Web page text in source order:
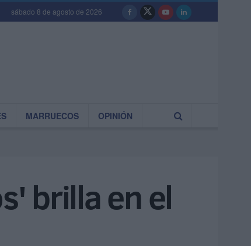
sábado 8 de agosto de 2026
MARRUECOS OPINIÓN
brilla en el